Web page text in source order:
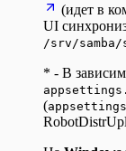
(идет в
UI
/srv/samba/
* - В
(